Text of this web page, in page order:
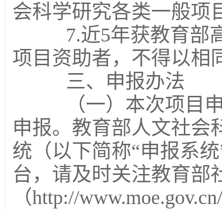
会科学研究各类一般项
7.近5年获教育部
项目资助者，不得以相
三、申报办法
（一）本次项目申
申报。教育部人文社会
统（以下简称“申报系
台，请及时关注教育部
（http://